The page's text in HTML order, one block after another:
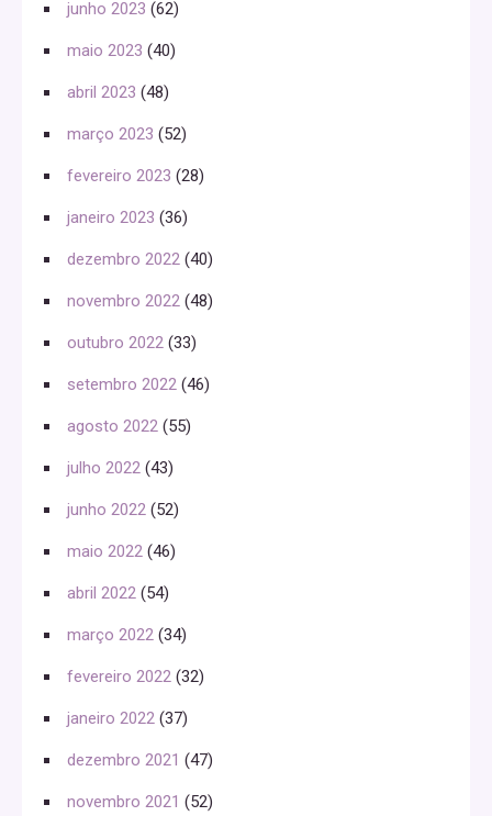
junho 2023 (62)
maio 2023 (40)
abril 2023 (48)
março 2023 (52)
fevereiro 2023 (28)
janeiro 2023 (36)
dezembro 2022 (40)
novembro 2022 (48)
outubro 2022 (33)
setembro 2022 (46)
agosto 2022 (55)
julho 2022 (43)
junho 2022 (52)
maio 2022 (46)
abril 2022 (54)
março 2022 (34)
fevereiro 2022 (32)
janeiro 2022 (37)
dezembro 2021 (47)
novembro 2021 (52)